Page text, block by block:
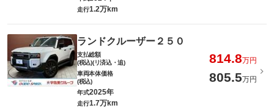
走行1.2万km
ランドクルーザー２５０
支払総額
(税込)(リ済込・追)
814.8万円
車両本体価格
(税込)
805.5万円
年式2025年
走行1.7万km